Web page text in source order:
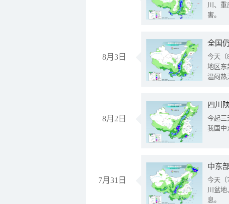
川、重
害。
8月3日
全国
今天（
地区东
温闷热
8月2日
今起三
我国中
7月31日
中东
今天（
川盆地
息。